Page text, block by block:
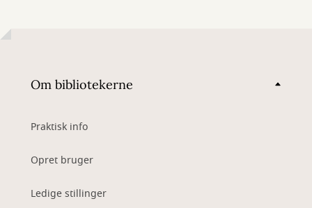
Om bibliotekerne
Praktisk info
Opret bruger
Ledige stillinger